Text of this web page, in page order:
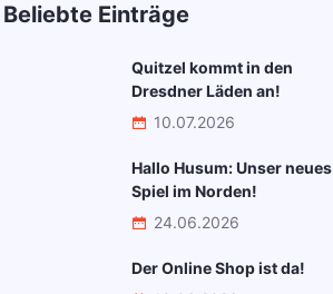
Beliebte Einträge
Quitzel kommt in den
Dresdner Läden an!
10.07.2026
Hallo Husum: Unser neues
Spiel im Norden!
24.06.2026
Der Online Shop ist da!